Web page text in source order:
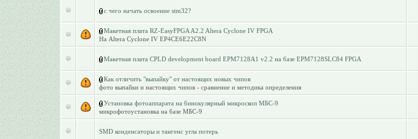
с чего начать освоение stm32?
Макетная плата RZ-EasyFPGA A2.2 Altera Cyclone IV FPGA
На Altera Cyclone IV EP4CE6E22C8N
Макетная плата CPLD development board EPM7128A1 v2.2 на базе EPM7128SLC84 FPGA
Как отличить "выпайку" от настоящих новых чипов
фото выпайки и настоящих чипов - сравнение и методика определения
Установка фотоаппарата на бинокулярный микроскоп МБС-9
микрофотоустановка на базе МБС-9
SMD конденсаторы и тангенс угла потерь